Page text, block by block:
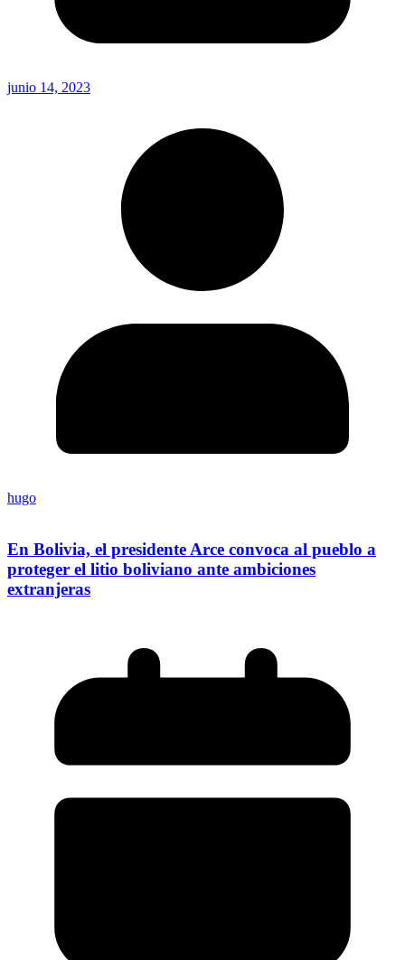
junio 14, 2023
hugo
En Bolivia, el presidente Arce convoca al pueblo a
proteger el litio boliviano ante ambiciones
extranjeras